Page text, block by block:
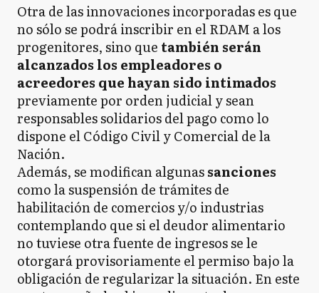
Otra de las innovaciones incorporadas es que
no sólo se podrá inscribir en el RDAM a los
progenitores, sino que también serán
alcanzados los empleadores o
acreedores que hayan sido intimados
previamente por orden judicial y sean
responsables solidarios del pago como lo
dispone el Código Civil y Comercial de la
Nación.
Además, se modifican algunassanciones
como la suspensión de trámites de
habilitación de comercios y/o industrias
contemplando que si el deudor alimentario
no tuviese otra fuente de ingresos se le
otorgará provisoriamente el permiso bajo la
obligación de regularizar la situación. En este